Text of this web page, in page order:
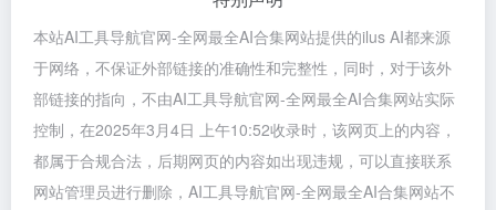
本站AI工具导航官网-全网最全AI合集网站提供的ilus AI都来源
于网络，不保证外部链接的准确性和完整性，同时，对于该外
部链接的指向，不由AI工具导航官网-全网最全AI合集网站实际
控制，在2025年3月4日 上午10:52收录时，该网页上的内容，
都属于合规合法，后期网页的内容如出现违规，可以直接联系
网站管理员进行删除，AI工具导航官网-全网最全AI合集网站不